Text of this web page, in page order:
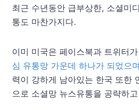
최근 수년동안 급부상한, 소셜미
통도 마찬가지다.
이미 미국은 페이스북과 트위터
심 유통망 가운데 하나가 되었으며
력이 강하게 남아있는 한국 또한
으로 소셜망 뉴스유통을 공략하